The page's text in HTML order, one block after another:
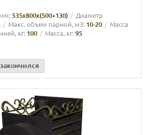
535х800х(500+130)
Диаметр
Макс. объем парной, м3: 10-20
Масса
кг: 100 Масса, кг:95